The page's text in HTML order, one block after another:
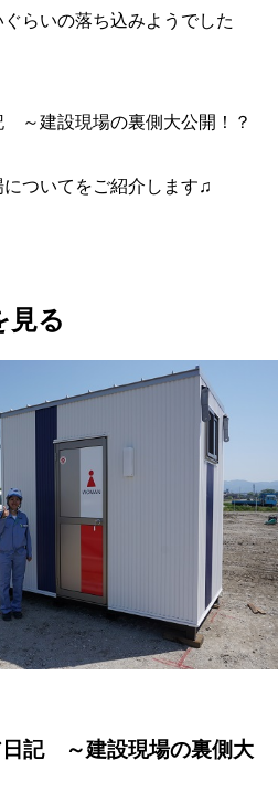
らいの落ち込みようでした
～建設現場の裏側大公開！？
ついてをご紹介します♫
見る​
日記 ～建設現場の裏側大